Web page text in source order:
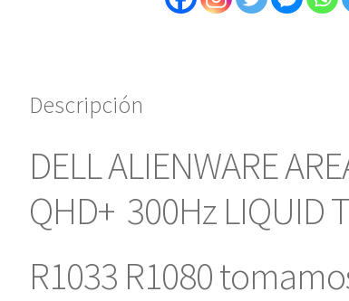
Descripción
DELL ALIENWARE
QHD+ 300Hz LIQUID
R1033 R1080